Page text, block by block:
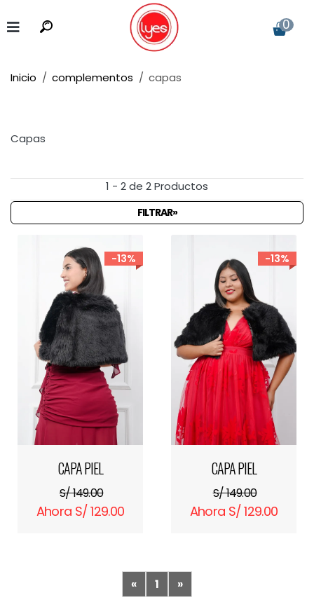
0
Inicio complementos capas
Capas
1 - 2 de 2 Productos
FILTRAR»
-13%
CAPA PIEL
S/ 149.00
Ahora S/ 129.00
-13%
CAPA PIEL
S/ 149.00
Ahora S/ 129.00
« 1 »